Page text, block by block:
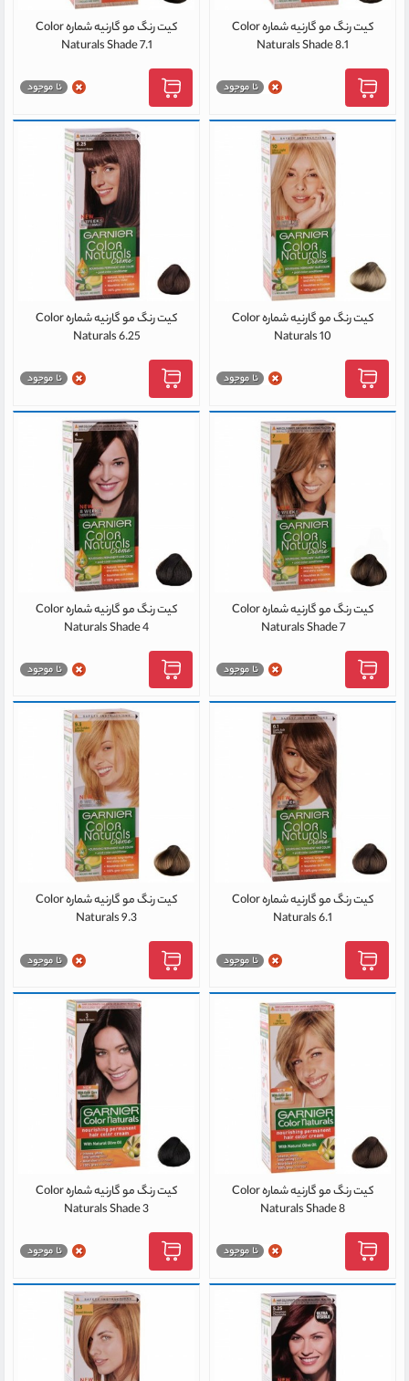
کیت رنگ مو گارنیه شماره Color
Naturals Shade 8.1
کیت رنگ مو گارنیه شماره Color
Naturals Shade 7.1
کیت رنگ مو گارنیه شماره Color
Naturals 10
کیت رنگ مو گارنیه شماره Color
Naturals 6.25
کیت رنگ مو گارنیه شماره Color
Naturals Shade 7
کیت رنگ مو گارنیه شماره Color
Naturals Shade 4
کیت رنگ مو گارنیه شماره Color
Naturals 6.1
کیت رنگ مو گارنیه شماره Color
Naturals 9.3
کیت رنگ مو گارنیه شماره Color
Naturals Shade 8
کیت رنگ مو گارنیه شماره Color
Naturals Shade 3